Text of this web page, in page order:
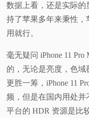
数据上看，还是实际
持了苹果多年来秉性
用就行。
毫无疑问 iPhone 11
的，无论是亮度，色
更胜一筹，iPhone 11
频，但是在国内用处
平台的 HDR 资源是比